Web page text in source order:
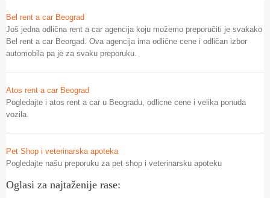
Bel rent a car Beograd
Još jedna odlična rent a car agencija koju možemo preporučiti je svakako
Bel rent a car Beorgad. Ova agencija ima odlične cene i odličan izbor
automobila pa je za svaku preporuku.
Atos rent a car Beograd
Pogledajte i atos rent a car u Beogradu, odlicne cene i velika ponuda
vozila.
Pet Shop i veterinarska apoteka
Pogledajte našu preporuku za pet shop i veterinarsku apoteku
Oglasi za najtaženije rase: